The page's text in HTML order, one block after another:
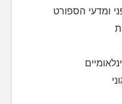
ומדעי הספורט